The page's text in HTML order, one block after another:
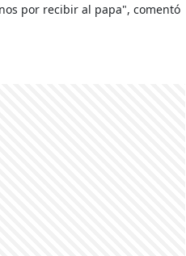
por recibir al papa", comentó